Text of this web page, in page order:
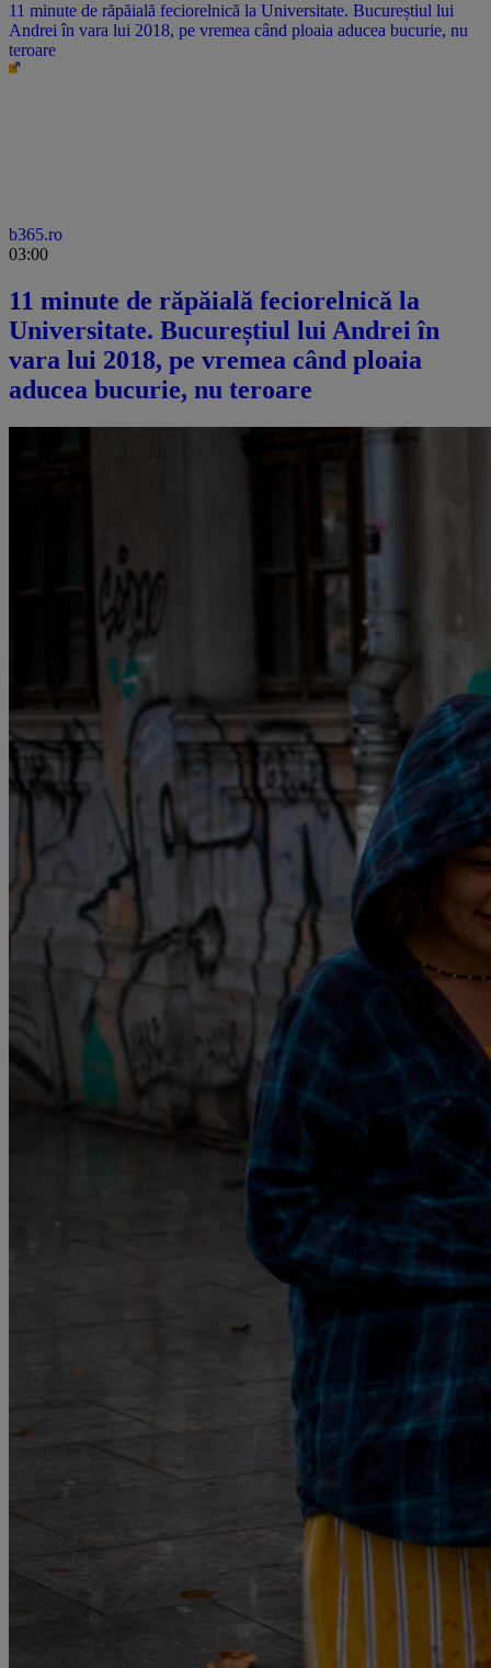
11 minute de răpăială feciorelnică la Universitate. Bucureștiul lui
Andrei în vara lui 2018, pe vremea când ploaia aducea bucurie, nu
teroare
b365.ro
03:00
11 minute de răpăială feciorelnică la
Universitate. Bucureștiul lui Andrei în
vara lui 2018, pe vremea când ploaia
aducea bucurie, nu teroare